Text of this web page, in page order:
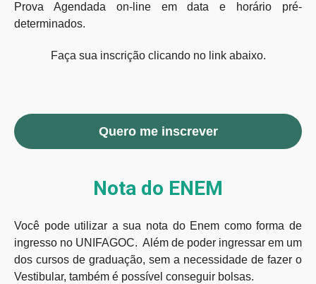
Prova Agendada on-line em data e horário pré-
determinados.
Faça sua inscrição clicando no link abaixo.
Quero me inscrever
Nota do ENEM
Você pode utilizar a sua nota do Enem como forma de
ingresso no UNIFAGOC. Além de poder ingressar em um
dos cursos de graduação, sem a necessidade de fazer o
Vestibular, também é possível conseguir bolsas.